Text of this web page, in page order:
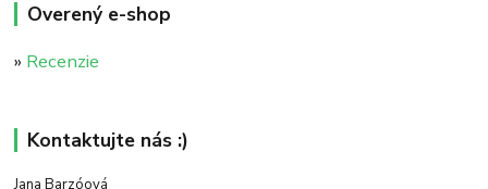
Overený e-shop
» Recenzie
Kontaktujte nás :)
Jana Barzóová